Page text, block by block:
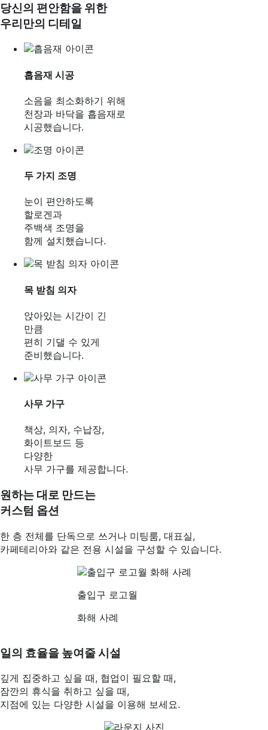
당신의 편안함을 위한
우리만의 디테일
흡음재 시공
소음을 최소화하기 위해
천장과 바닥을 흡음재로
시공했습니다.
두 가지 조명
눈이 편안하도록
할로겐과
주백색 조명을
함께 설치했습니다.
목 받침 의자
앉아있는 시간이 긴
만큼
편히 기댈 수 있게
준비했습니다.
사무 가구
책상, 의자, 수납장,
화이트보드 등
다양한
사무 가구를 제공합니다.
원하는 대로 만드는
커스텀 옵션
한 층 전체를 단독으로 쓰거나 미팅룸, 대표실,
카페테리아와 같은 전용 시설을 구성할 수 있습니다.
출입구 로고월
화해 사례
일의 효율을 높여줄 시설
깊게 집중하고 싶을 때, 협업이 필요할 때,
잠깐의 휴식을 취하고 싶을 때,
지점에 있는 다양한 시설을 이용해 보세요.